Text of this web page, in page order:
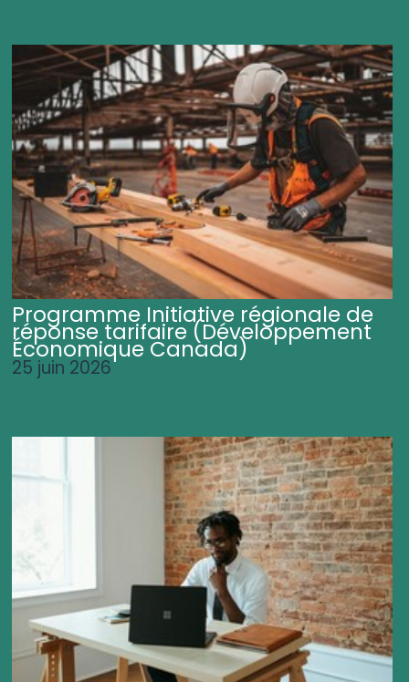
Programme Initiative régionale de
réponse tarifaire (Développement
Économique Canada)
25 juin 2026